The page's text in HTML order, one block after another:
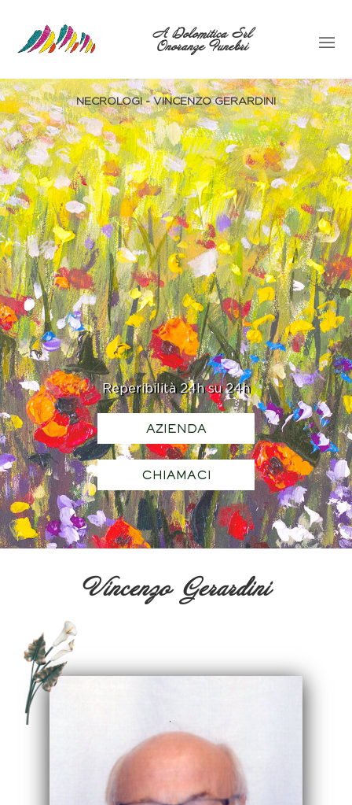
A Dolomitica Srl
Onoranze Funebri
Reperibilità 24h su 24h
AZIENDA
CHIAMACI
NECROLOGI - VINCENZO GERARDINI
Vincenzo Gerardini